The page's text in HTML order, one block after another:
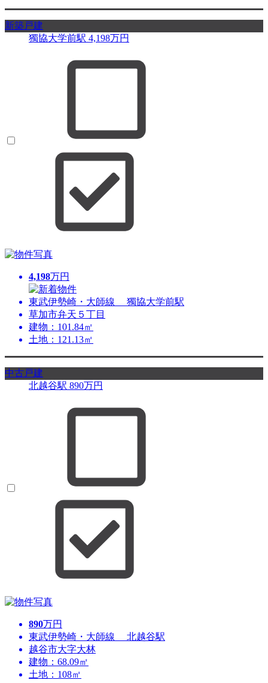
新築戸建
獨協大学前駅 4,198万円
4,198万円
東武伊勢崎・大師線 獨協大学前駅
草加市弁天５丁目
建物：101.84㎡
土地：121.13㎡
中古戸建
北越谷駅 890万円
890万円
東武伊勢崎・大師線 北越谷駅
越谷市大字大林
建物：68.09㎡
土地：108㎡